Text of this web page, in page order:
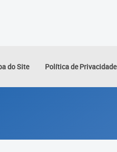
do Site Política de Privacidade